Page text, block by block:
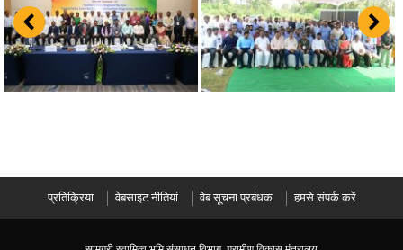
प्रतिक्रिया वेबसाइट नीतियां वेब सूचना प्रबंधक हमसे संपर्क करें